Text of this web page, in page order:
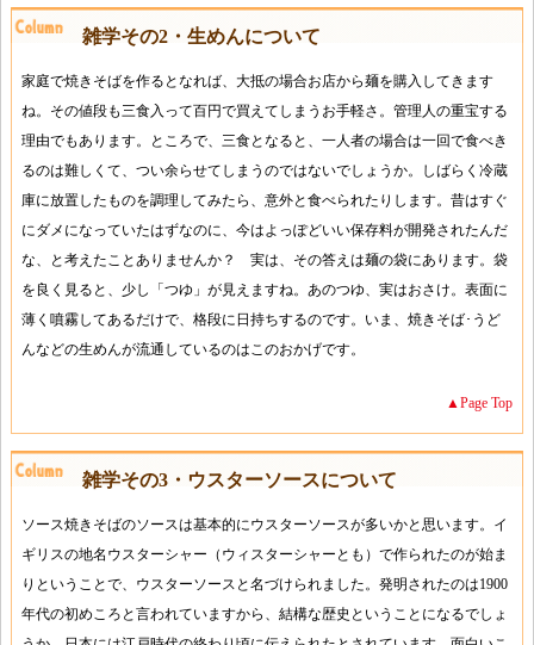
雑学その2・生めんについて
家庭で焼きそばを作るとなれば、大抵の場合お店から麺を購入してきます
ね。その値段も三食入って百円で買えてしまうお手軽さ。管理人の重宝する
理由でもあります。ところで、三食となると、一人者の場合は一回で食べき
るのは難しくて、つい余らせてしまうのではないでしょうか。しばらく冷蔵
庫に放置したものを調理してみたら、意外と食べられたりします。昔はすぐ
にダメになっていたはずなのに、今はよっぽどいい保存料が開発されたんだ
な、と考えたことありませんか？ 実は、その答えは麺の袋にあります。袋
を良く見ると、少し「つゆ」が見えますね。あのつゆ、実はおさけ。表面に
薄く噴霧してあるだけで、格段に日持ちするのです。いま、焼きそば･うど
んなどの生めんが流通しているのはこのおかげです。
▲Page Top
雑学その3・ウスターソースについて
ソース焼きそばのソースは基本的にウスターソースが多いかと思います。イ
ギリスの地名ウスターシャー（ウィスターシャーとも）で作られたのが始ま
りということで、ウスターソースと名づけられました。発明されたのは1900
年代の初めころと言われていますから、結構な歴史ということになるでしょ